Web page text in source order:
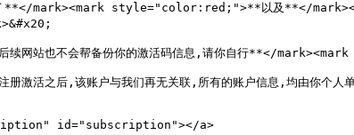
mark><mark style="color:red;">**以及**</
站也不会帮备份你的激活码信息,请你自行**</
之后,该账户与我们再无关联,所有的账户信息,均由你个人单
id="subscription"></a>